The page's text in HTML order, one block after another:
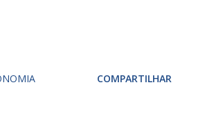
COMPARTILHAR